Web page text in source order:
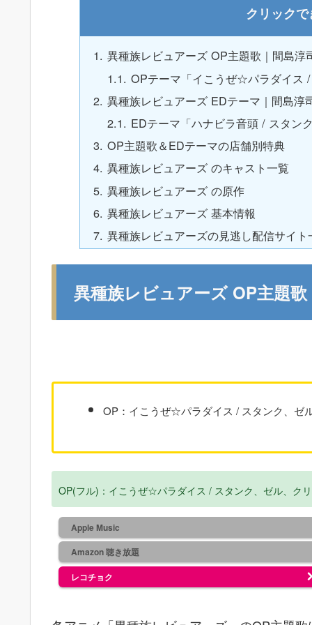
異種族レビュアーズ OP主題歌｜間島淳
OPテーマ「イこうぜ☆パラダイス
異種族レビュアーズ EDテーマ｜間島淳
EDテーマ「ハナビラ音頭 / スタン
OP主題歌＆EDテーマの店舗別特典
異種族レビュアーズ のキャスト一覧
異種族レビュアーズ の原作
異種族レビュアーズ 基本情報
異種族レビュアーズの見逃し配信サイト
異種族レビュアーズ OP主題
OP：イこうぜ☆パラダイス / スタンク、ゼ
OP(フル)：イこうぜ☆パラダイス / スタンク、ゼル、ク
Apple Music
Amazon 聴き放題
レコチョク